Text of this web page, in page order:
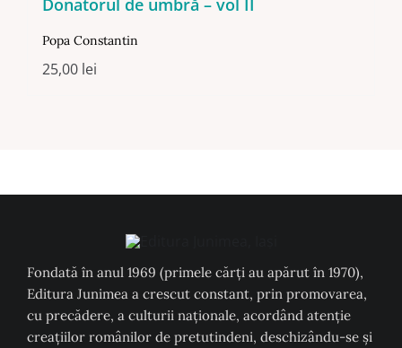
Popa Constantin
25,00 lei
Fondată în anul 1969 (primele cărți au apărut în 1970),
Editura Junimea a crescut constant, prin promovarea,
cu precădere, a culturii naţionale, acordând atenţie
creaţiilor românilor de pretutindeni, deschizându-se şi